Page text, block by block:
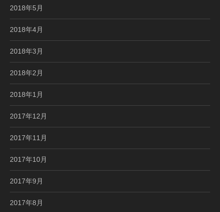
2018年5月
2018年4月
2018年3月
2018年2月
2018年1月
2017年12月
2017年11月
2017年10月
2017年9月
2017年8月